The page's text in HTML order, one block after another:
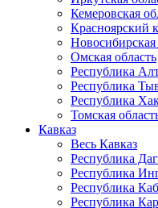
Кемеровская
Красноярский
Новосибирская
Омская область
Республика
Республика
Республика
Томская
Кавказ
Весь Кавказ
Республика
Республика
Республика
Республика